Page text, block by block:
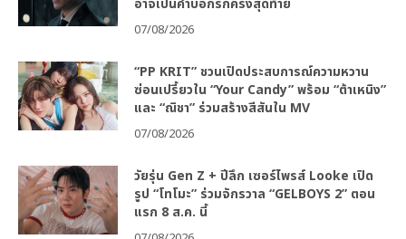
อาจเป็นคำบอกรักครั้งสุดท้าย
07/08/2026
“PP KRIT” ชวนเปิดประสบการณ์ความหวาน
ซ่อนเปรี้ยวใน “Your Candy” พร้อม “ต้าเหนิง”
และ “ณิชา” ร่วมสร้างสีสันใน MV
07/08/2026
วัยรุ่น Gen Z + ปีลึก เซอร์ไพรส์ Looke เปิด
รูป “โทโมะ” ร่วมจักรวาล “GELBOYS 2” ตอน
แรก 8 ส.ค. นี้